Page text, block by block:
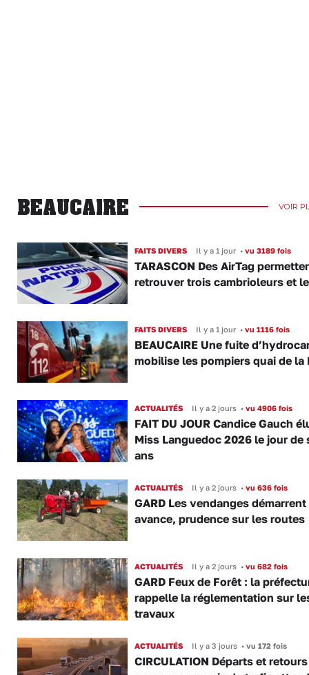
BEAUCAIRE VOIR
FAITS DIVERS Il y a 1 jour •vu 3189 fois
TARASCON Des AirTag
retrouver trois cambrioleurs et
FAITS DIVERS Il y a 1 jour •vu 1116 fois
BEAUCAIRE Une fuite
mobilise les pompiers quai de la
ACTUALITÉS Il y a 2 jours •vu 4906 fois
FAIT DU JOUR Candice Gauch
Miss Languedoc 2026 le jour de
ans
ACTUALITÉS Il y a 2 jours •vu 636 fois
GARD Les vendanges démarrent
avance, prudence sur les routes
ACTUALITÉS Il y a 2 jours •vu 682 fois
GARD Feux de Forêt : la
rappelle la réglementation sur
travaux
ACTUALITÉS Il y a 3 jours •vu 172 fois
CIRCULATION Départs et